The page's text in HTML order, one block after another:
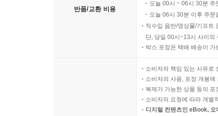
반품/교환 비용
오늘 00시 ~ 06시 30분
오늘 06시 30분 이후 주
직수입 음반/영상물/기프트
단, 당일 00시~13시 사이의
박스 포장은 택배 배송이
소비자의 책임 있는 사유로
소비자의 사용, 포장 개봉
복제가 가능한 상품 등의
소비자의 요청에 따라 개별
디지털 컨텐츠인 eBook,